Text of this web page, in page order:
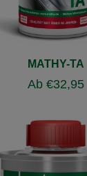
MATHY-TA
Ab €32,95